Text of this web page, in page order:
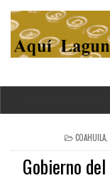
POSTED
IN
COAHUILA
Gobierno